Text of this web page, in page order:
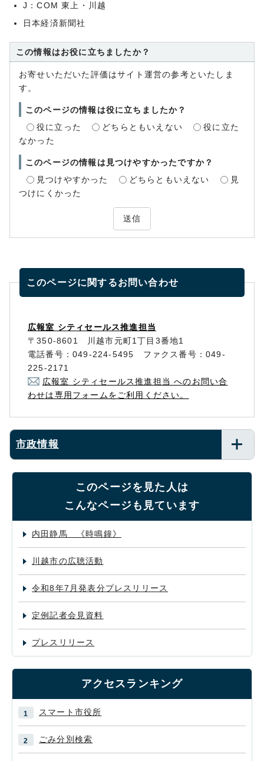
J：COM 東上・川越
日本経済新聞社
この情報はお役に立ちましたか？
お寄せいただいた評価はサイト運営の参考といたしま
す。
このページの情報は役に立ちましたか？
役に立った
どちらともいえない
役に立た
なかった
このページの情報は見つけやすかったですか？
見つけやすかった
どちらともいえない
見
つけにくかった
送信
このページに関するお問い合わせ
広報室 シティセールス推進担当
〒350-8601 川越市元町1丁目3番地1
電話番号：049-224-5495 ファクス番号：049-
225-2171
広報室 シティセールス推進担当 へのお問い合
わせは専用フォームをご利用ください。
市政情報
このページを見た人は
こんなページも見ています
内田静馬 《時鳴鐘》
川越市の広聴活動
令和8年7月発表分プレスリリース
定例記者会見資料
プレスリリース
アクセスランキング
スマート市役所
ごみ分別検索